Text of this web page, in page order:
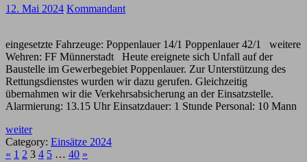
12. Mai 2024 Kommandant
eingesetzte Fahrzeuge: Poppenlauer 14/1 Poppenlauer 42/1 weitere
Wehren: FF Münnerstadt Heute ereignete sich Unfall auf der
Baustelle im Gewerbegebiet Poppenlauer. Zur Unterstützung des
Rettungsdienstes wurden wir dazu gerufen. Gleichzeitig
übernahmen wir die Verkehrsabsicherung an der Einsatzstelle.
Alarmierung: 13.15 Uhr Einsatzdauer: 1 Stunde Personal: 10 Mann
weiter
Category: Einsätze 2024
« 1 2 3 4 5 … 40 »